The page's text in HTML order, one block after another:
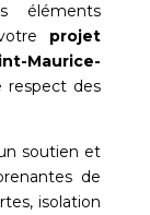
éléments
projet
Maurice-
respect des
soutien et
de
isolation